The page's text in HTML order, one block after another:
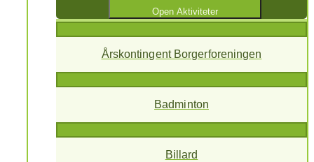
Open Aktiviteter
Årskontingent Borgerforeningen
Badminton
Billard